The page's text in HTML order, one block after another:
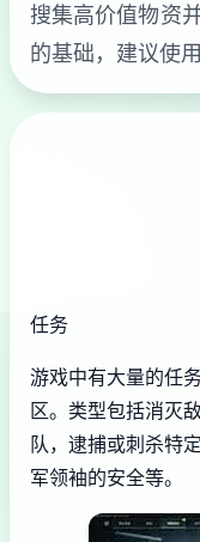
搜集高价值物资
的基础，建议使
任务
游戏中有大量的任
区。类型包括消灭
队，逮捕或刺杀特
军领袖的安全等。